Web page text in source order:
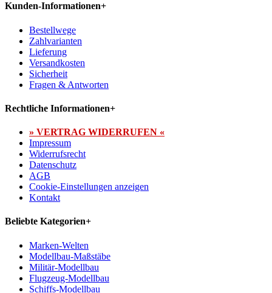
Kunden-Informationen+
Bestellwege
Zahlvarianten
Lieferung
Versandkosten
Sicherheit
Fragen & Antworten
Rechtliche Informationen+
» VERTRAG WIDERRUFEN «
Impressum
Widerrufsrecht
Datenschutz
AGB
Cookie-Einstellungen anzeigen
Kontakt
Beliebte Kategorien+
Marken-Welten
Modellbau-Maßstäbe
Militär-Modellbau
Flugzeug-Modellbau
Schiffs-Modellbau